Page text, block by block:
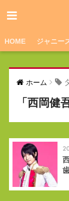
HOME ジャニー
ホーム
「西岡健